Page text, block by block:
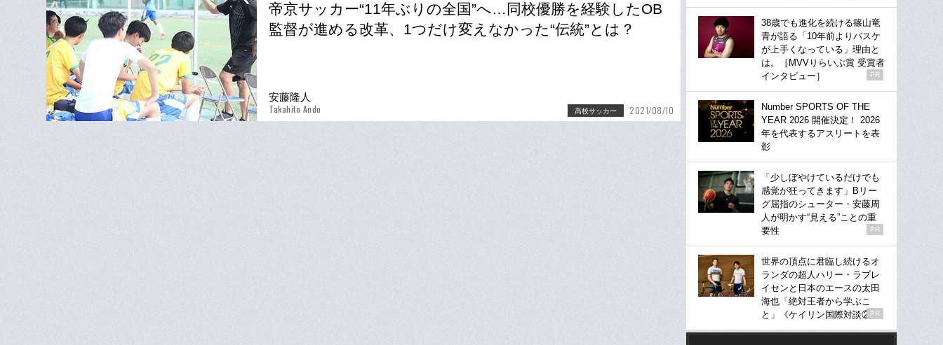
帝京サッカー“11年ぶりの全国”へ…同校優勝を経験したOB
監督が進める改革、1つだけ変えなかった“伝統”とは？
安藤隆人
Takahito Ando 高校サッカー 2021/08/10
38歳でも進化を続ける篠山竜
青が語る「10年前よりバスケ
が上手くなっている」理由と
は。［MVVりらいぶ賞 受賞者
インタビュー］
PR
Number SPORTS OF THE
YEAR 2026 開催決定！ 2026
年を代表するアスリートを表
彰
「少しぼやけているだけでも
感覚が狂ってきます」Bリー
グ屈指のシューター・安藤周
人が明かす“見える”ことの重
要性
PR
世界の頂点に君臨し続けるオ
ランダの超人ハリー・ラブレ
イセンと日本のエースの太田
海也「絶対王者から学ぶこ
と」《ケイリン国際対談②》
PR